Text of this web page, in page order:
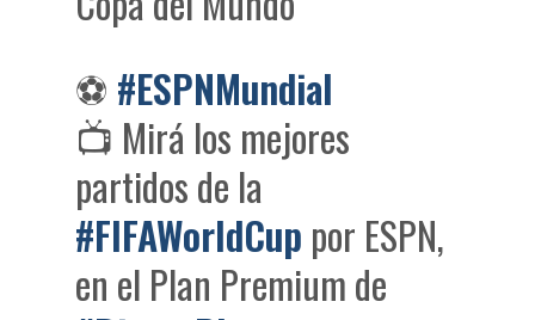
⚽ #ESPNMundial
📺 Mirá los mejores
partidos de la
#FIFAWorldCup por ESPN,
en el Plan Premium de